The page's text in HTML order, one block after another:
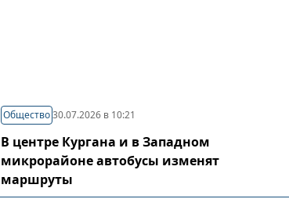
Общество30.07.2026 в 10:21
В центре Кургана и в Западном
микрорайоне автобусы изменят
маршруты